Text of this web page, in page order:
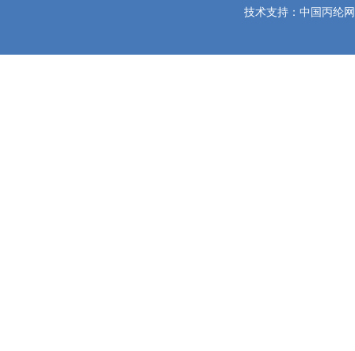
技术支持： 中国丙纶网